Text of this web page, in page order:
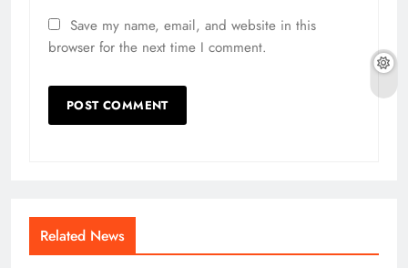
Save my name, email, and website in this
browser for the next time I comment.
Related News